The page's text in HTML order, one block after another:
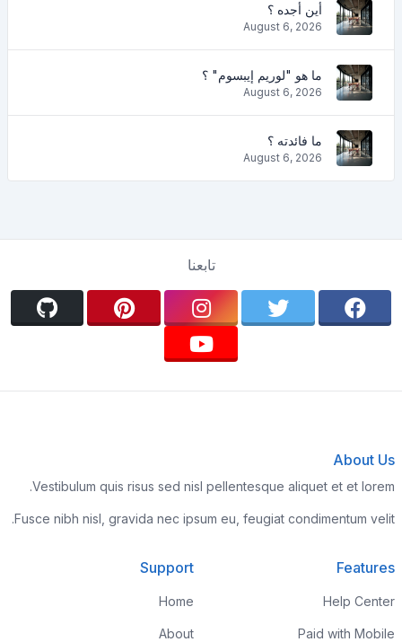
أين أجده ؟
August 6, 2026
ما هو "لوريم إيبسوم" ؟
August 6, 2026
ما فائدته ؟
August 6, 2026
تابعنا
About Us
Vestibulum quis risus sed nisl pellentesque aliquet et et lorem.
Fusce nibh nisl, gravida nec ipsum eu, feugiat condimentum velit.
Features
Help Center
Paid with Mobile
Support
Home
About